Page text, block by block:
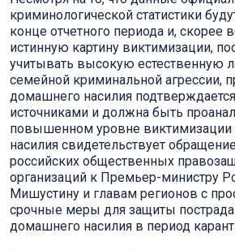
криминологической статистики
конце отчетного периода и, скорее
истинную картину виктимизации,
учитывать высокую естественную
семейной криминальной агрессии,
домашнего насилия
источниками и должна быть
повышенном уровне
насилия свидетельствует
российских общественных
организаций к Премьер-министру
Мишустину и главам регионов с
срочные меры для защиты
домашнего насилия в период